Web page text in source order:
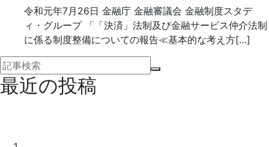
令和元年7月26日 金融庁 金融審議会 金融制度スタデ
ィ・グループ 「「決済」法制及び金融サービス仲介法制
に係る制度整備についての報告≪基本的な考え方[…]
最近の投稿